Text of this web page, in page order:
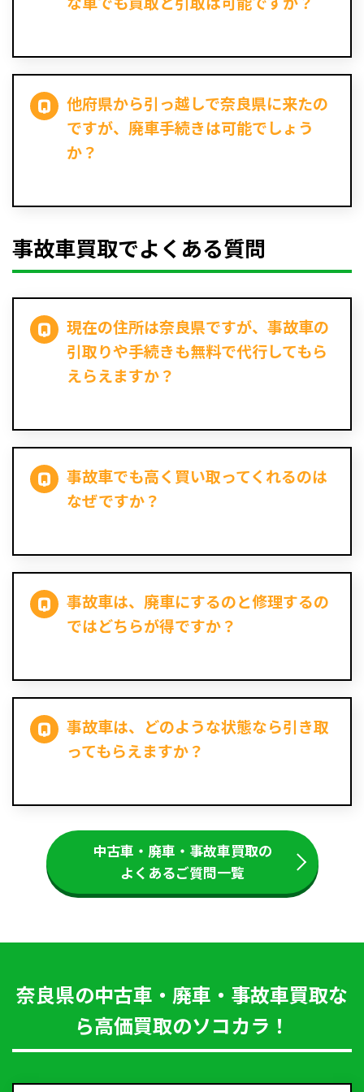
他府県から引っ越しで奈良県に来たの
ですが、廃車手続きは可能でしょう
か？
事故車買取でよくある質問
現在の住所は奈良県ですが、事故車の
引取りや手続きも無料で代行してもら
えらえますか？
事故車でも高く買い取ってくれるのは
なぜですか？
事故車は、廃車にするのと修理するの
ではどちらが得ですか？
事故車は、どのような状態なら引き取
ってもらえますか？
中古車・廃車・事故車買取の
よくあるご質問一覧
奈良県の中古車・廃車・事故車買取な
ら高価買取のソコカラ！